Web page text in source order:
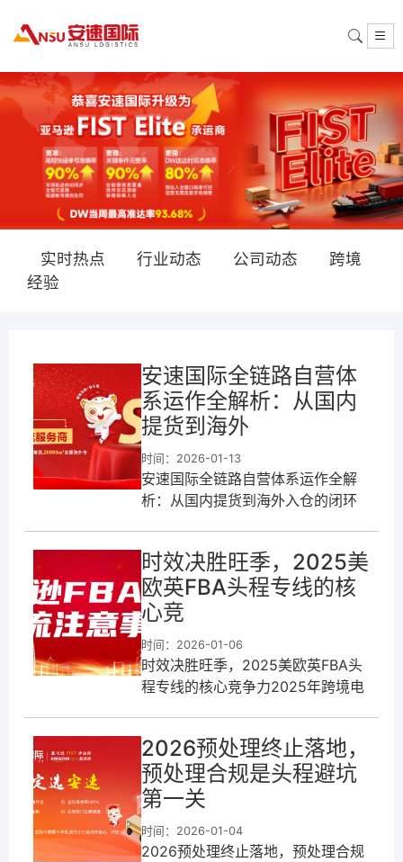
实时热点 行业动态 公司动态
跨境
经验
安速国际全链路自营体
系运作全解析：从国内
提货到海外
时间：2026-01-13
安速国际全链路自营体系运作全解
析：从国内提货到海外入仓的闭环
末端派送”五大核心环节为轴，通
时效决胜旺季，2025美
欧英FBA头程专线的核
心竞
时间：2026-01-06
时效决胜旺季，2025美欧英FBA头
程专线的核心竞争力2025年跨境电
“送达”升级为“精准准时送达
2026预处理终止落地，
预处理合规是头程避坑
第一关
时间：2026-01-04
2026预处理终止落地，预处理合规